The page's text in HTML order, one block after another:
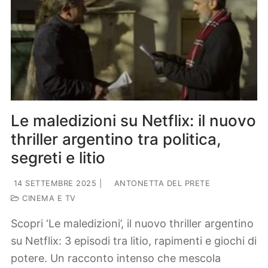
Le maledizioni su Netflix: il nuovo
thriller argentino tra politica,
segreti e litio
14 SETTEMBRE 2025
ANTONETTA DEL PRETE
CINEMA E TV
Scopri ‘Le maledizioni’, il nuovo thriller argentino
su Netflix: 3 episodi tra litio, rapimenti e giochi di
potere. Un racconto intenso che mescola